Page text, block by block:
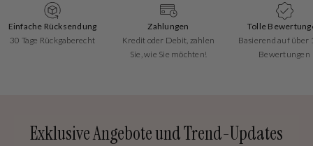
Einfache Rücksendung
30 Tage Rückgaberecht
Zahlungen
Kredit oder Debit, zahlen
Sie, wie Sie möchten!
Tolle
Basierend auf über
Bewertungen
Exklusive Angebote und Trend-Updates